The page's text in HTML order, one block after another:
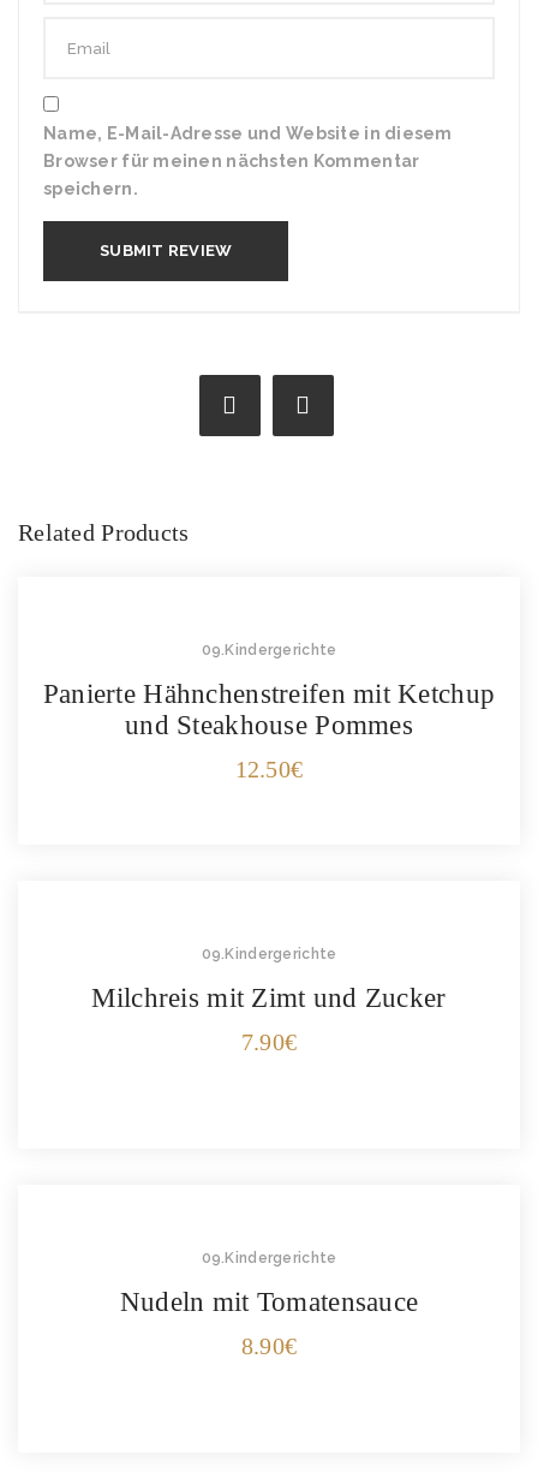
Name, E-Mail-Adresse und Website in diesem
Browser für meinen nächsten Kommentar
speichern.
Related Products
09.Kindergerichte
Panierte Hähnchenstreifen mit Ketchup
und Steakhouse Pommes
12.50€
09.Kindergerichte
Milchreis mit Zimt und Zucker
7.90€
09.Kindergerichte
Nudeln mit Tomatensauce
8.90€